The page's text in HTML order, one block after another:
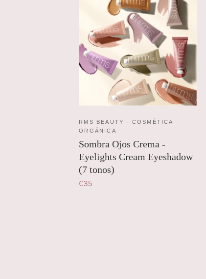
RMS BEAUTY - COSMÉTICA
ORGÁNICA
Sombra Ojos Crema -
Eyelights Cream Eyeshadow
(7 tonos)
€35